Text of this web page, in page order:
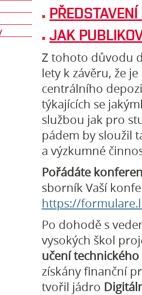
JAK
Z tohoto důvodu
lety k závěru, že
centrálního
týkajících se
službou jak pro
pádem by sloužil
a výzkumné
Pořádáte
sborník Vaší
https://
Po dohodě s
vysokých škol
učení
získány finanční
tvořil jádro